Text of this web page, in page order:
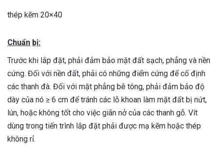
thép kẽm 20×40
Chuẩn bị:
Trước khi lắp đặt, phải đảm bảo mặt đất sạch, phẳng và nền
cứng. Đối với nền đất, phải có những điểm cứng để cố định
các thanh đà. Đối với mặt phẳng bê tông, phải đảm bảo độ
dày của nó ≥ 6 cm để tránh các lỗ khoan làm mặt đất bị nứt,
lún, hoặc không tốt cho việc giãn nở của các thanh gỗ. Vít
dùng trong tiến trình lắp đặt phải được mạ kẽm hoặc thép
không rỉ.